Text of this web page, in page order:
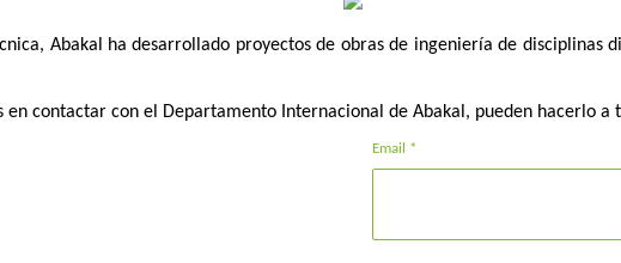
Abakal ha desarrollado proyectos de obras de ingeniería de disciplinas
en contactar con el Departamento Internacional de Abakal, pueden hacerlo
Email *